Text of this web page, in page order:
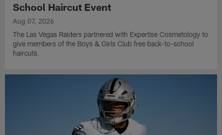
School Haircut Event
Aug 07, 2026
The Las Vegas Raiders partnered with Expertise Cosmetology to
give members of the Boys & Girls Club free back-to-school
haircuts.